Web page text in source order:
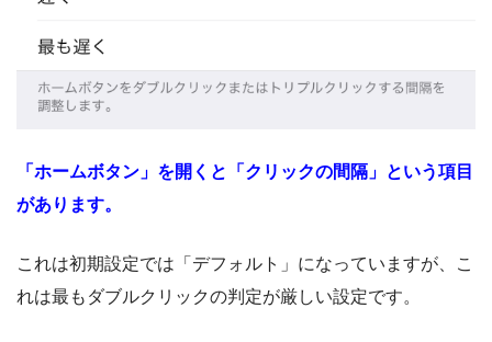
「ホームボタン」を開くと「クリックの間隔」という項目
があります。
これは初期設定では「デフォルト」になっていますが、こ
れは最もダブルクリックの判定が厳しい設定です。